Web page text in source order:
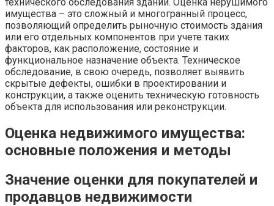
имущества – это сложный и многогранный процесс,
позволяющий определить рыночную стоимость здания
или его отдельных компонентов при учете таких
факторов, как расположение, состояние и
функциональное назначение объекта. Техническое
обследование, в свою очередь, позволяет выявить
скрытые дефекты, ошибки в проектировании и
конструкции, а также оценить техническую готовность
объекта для использования или реконструкции.
Оценка недвижимого имущества:
основные положения и методы
Значение оценки для покупателей и
продавцов недвижимости